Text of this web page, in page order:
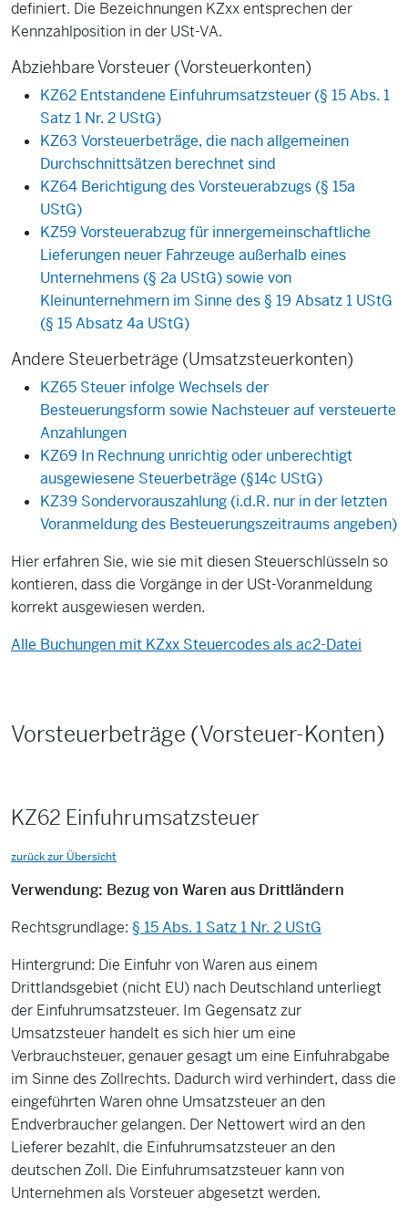
definiert. Die Bezeichnungen KZxx entsprechen der
Kennzahlposition in der USt-VA.
Abziehbare Vorsteuer (Vorsteuerkonten)
KZ62 Entstandene Einfuhrumsatzsteuer (§ 15 Abs. 1
Satz 1 Nr. 2 UStG)
KZ63 Vorsteuerbeträge, die nach allgemeinen
Durchschnittsätzen berechnet sind
KZ64 Berichtigung des Vorsteuerabzugs (§ 15a
UStG)
KZ59 Vorsteuerabzug für innergemeinschaftliche
Lieferungen neuer Fahrzeuge außerhalb eines
Unternehmens (§ 2a UStG) sowie von
Kleinunternehmern im Sinne des § 19 Absatz 1 UStG
(§ 15 Absatz 4a UStG)
Andere Steuerbeträge (Umsatzsteuerkonten)
KZ65 Steuer infolge Wechsels der
Besteuerungsform sowie Nachsteuer auf versteuerte
Anzahlungen
KZ69 In Rechnung unrichtig oder unberechtigt
ausgewiesene Steuerbeträge (§14c UStG)
KZ39 Sondervorauszahlung (i.d.R. nur in der letzten
Voranmeldung des Besteuerungszeitraums angeben)
Hier erfahren Sie, wie sie mit diesen Steuerschlüsseln so
kontieren, dass die Vorgänge in der USt-Voranmeldung
korrekt ausgewiesen werden.
Alle Buchungen mit KZxx Steuercodes als ac2-Datei
Vorsteuerbeträge (Vorsteuer-Konten)
KZ62 Einfuhrumsatzsteuer
zurück zur Übersicht
Verwendung: Bezug von Waren aus Drittländern
Rechtsgrundlage: § 15 Abs. 1 Satz 1 Nr. 2 UStG
Hintergrund: Die Einfuhr von Waren aus einem
Drittlandsgebiet (nicht EU) nach Deutschland unterliegt
der Einfuhrumsatzsteuer. Im Gegensatz zur
Umsatzsteuer handelt es sich hier um eine
Verbrauchsteuer, genauer gesagt um eine Einfuhrabgabe
im Sinne des Zollrechts. Dadurch wird verhindert, dass die
eingeführten Waren ohne Umsatzsteuer an den
Endverbraucher gelangen. Der Nettowert wird an den
Lieferer bezahlt, die Einfuhrumsatzsteuer an den
deutschen Zoll. Die Einfuhrumsatzsteuer kann von
Unternehmen als Vorsteuer abgesetzt werden.